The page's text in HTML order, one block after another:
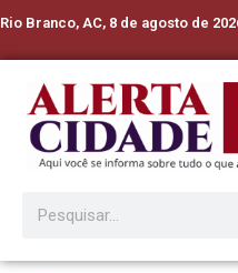
Rio Branco, AC, 8 de agosto de